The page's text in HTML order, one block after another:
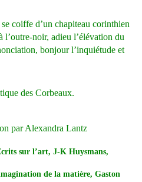
coiffe d’un chapiteau corinthien
l’outre-noir, adieu l’élévation du
bonjour l’inquiétude et
des Corbeaux.
par Alexandra Lantz
sur l’art, J-K Huysmans,
de la matière, Gaston